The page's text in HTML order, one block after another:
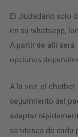
El ciudadano solo
en su whatsapp,
A partir de allí
opciones
A la vez, el
seguimiento del
adaptar
sanitarias de cada